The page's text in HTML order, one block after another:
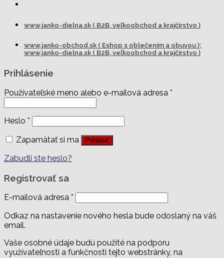
www.janko-dielna.sk ( B2B, veľkoobchod a krajčírstvo )
www.janko-obchod.sk ( Eshop s oblečením a obuvou );
www.janko-dielna.sk ( B2B, veľkoobchod a krajčírstvo )
Prihlásenie
Používateľské meno alebo e-mailová adresa *
Heslo *
Zapamätať si ma
Prihlásiť
Zabudli ste heslo?
Registrovať sa
E-mailová adresa *
Odkaz na nastavenie nového hesla bude odoslaný na váš
email.
Vaše osobné údaje budú použité na podporu
využívateľnosti a funkčnosti tejto webstránky, na